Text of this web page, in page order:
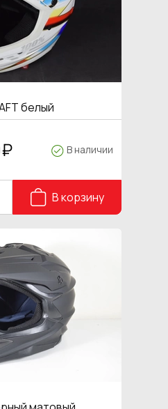
белый
₽ В наличии
В корзину